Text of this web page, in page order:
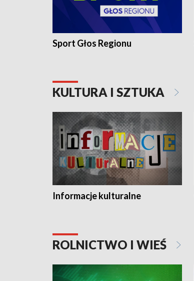
Sport Głos Regionu
KULTURA I SZTUKA
Informacje kulturalne
ROLNICTWO I WIEŚ